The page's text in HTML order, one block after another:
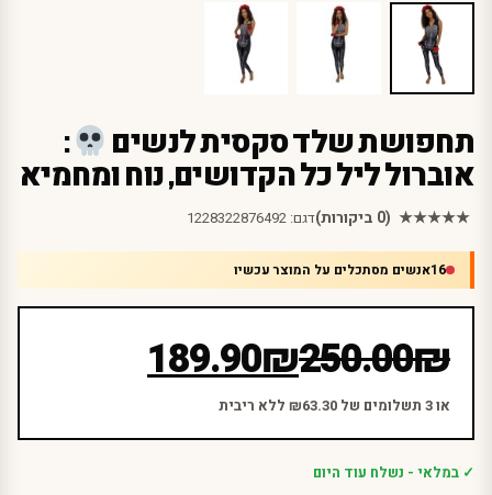
תחפושת שלד סקסית לנשים
:
אוברול ליל כל הקדושים, נוח ומחמיא
★★★★★ (0 ביקורות) דגם: 1228322876492
16אנשים מסתכלים על המוצר עכשיו
₪
250.00המחיר
המקורי
היה:
₪
189.90
המחיר
הנוכחי
הוא:
או 3 תשלומים של ₪63.30 ללא ריבית
✓ במלאי - נשלח עוד היום